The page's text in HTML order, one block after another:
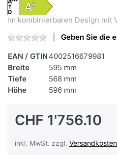
im kombinierbaren Design mit
Geben Sie die
EAN / GTIN 4002516679981
Breite
595 mm
Tiefe
568 mm
Höhe
596 mm
CHF 1'756.10
inkl. MwSt. zzgl. Versandkosten